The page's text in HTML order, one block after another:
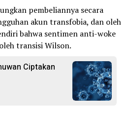
pembeliannya secara
akun transfobia, dan oleh
bahwa sentimen anti-woke
transisi Wilson.
Ciptakan